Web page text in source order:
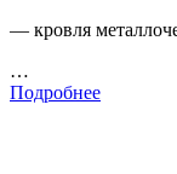
— кровля
…
Подробнее